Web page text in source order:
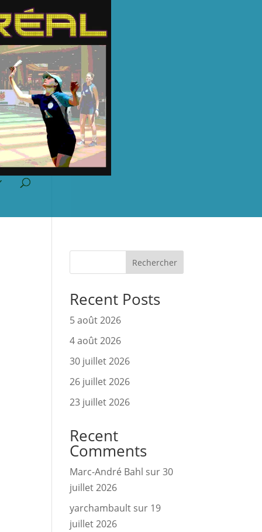
Rechercher
Recent Posts
5 août 2026
4 août 2026
30 juillet 2026
26 juillet 2026
23 juillet 2026
Recent
Comments
Marc-André Bahl sur30
juillet 2026
yarchambault sur 19
juillet 2026